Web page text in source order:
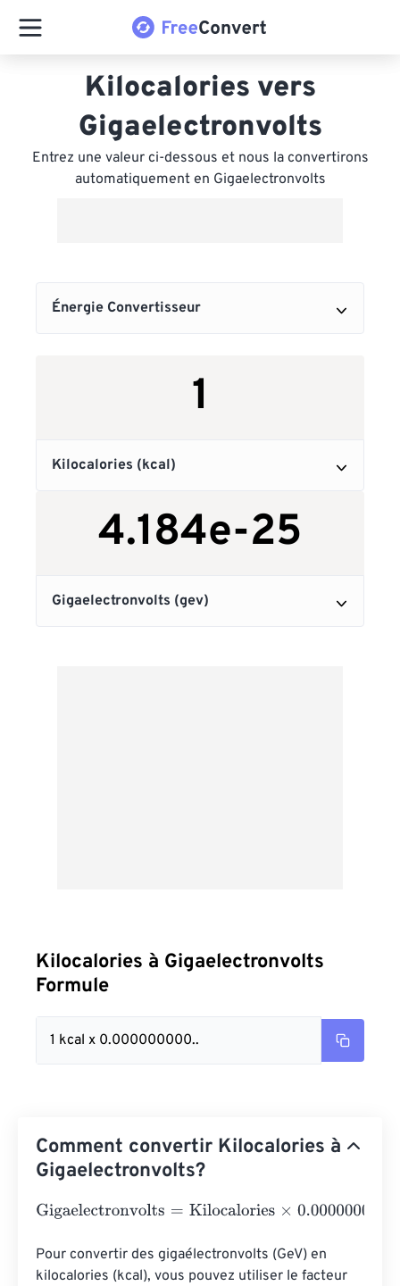
Kilocalories vers
Gigaelectronvolts
Entrez une valeur ci-dessous et nous la convertirons
automatiquement en Gigaelectronvolts
Kilocalories à Gigaelectronvolts
Formule
1 kcal x 0.000000000..
Comment convertir Kilocalories à
Gigaelectronvolts?
Gigaelectronvolts=Kilocalories×
Pour convertir des gigaélectronvolts (GeV) en
kilocalories (kcal), vous pouvez utiliser le facteur